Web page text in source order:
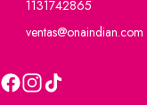
1131742865
ventas@onaindian.com